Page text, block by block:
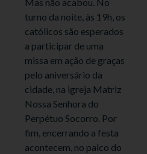
turno da noite, às 19h, os
católicos são esperados
a participar de uma
missa em ação de graças
pelo aniversário da
cidade, na igreja Matriz
Nossa Senhora do
Perpétuo Socorro. Por
fim, encerrando a festa
acontecem, no palco do